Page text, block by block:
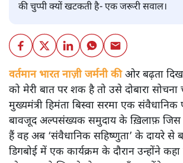
की चुप्पी क्यों खटकती है- एक जरूरी सवाल।
वर्तमान भारत नाज़ी जर्मनी कीओर बढ़ता दिख
को मेरी बात पर शक है तो उसे दोबारा
मुख्यमंत्री हिमंता बिस्वा सरमा एक
बावजूद अल्पसंख्यक समुदाय के ख़िलाफ़ जिस
हैं वह अब ‘संवैधानिक सहिष्णुता’ के दायरे से
डिगबोई में एक कार्यक्रम के दौरान उन्होंने